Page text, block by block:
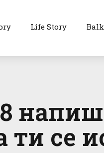
Life Story
ти се